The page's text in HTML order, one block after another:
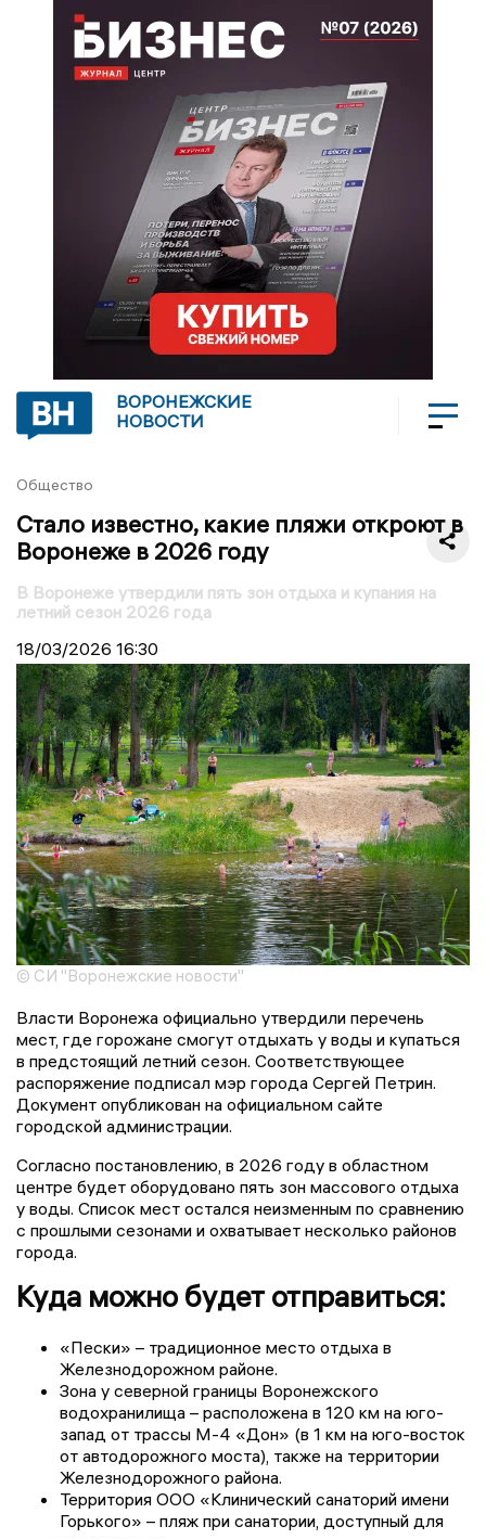
ВОРОНЕЖСКИЕ
НОВОСТИ
Общество
Стало известно, какие пляжи откроют в
Воронеже в 2026 году
В Воронеже утвердили пять зон отдыха и купания на
летний сезон 2026 года
18/03/2026 16:30
© СИ "Воронежские новости"
Власти Воронежа официально утвердили перечень
мест, где горожане смогут отдыхать у воды и купаться
в предстоящий летний сезон. Соответствующее
распоряжение подписал мэр города Сергей Петрин.
Документ опубликован на официальном сайте
городской администрации.
Согласно постановлению, в 2026 году в областном
центре будет оборудовано пять зон массового отдыха
у воды. Список мест остался неизменным по сравнению
с прошлыми сезонами и охватывает несколько районов
города.
Куда можно будет отправиться:
«Пески» – традиционное место отдыха в
Железнодорожном районе.
Зона у северной границы Воронежского
водохранилища – расположена в 120 км на юго-
запад от трассы М-4 «Дон» (в 1 км на юго-восток
от автодорожного моста), также на территории
Железнодорожного района.
Территория ООО «Клинический санаторий имени
Горького» – пляж при санатории, доступный для